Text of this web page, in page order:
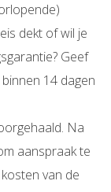
dekt of wil je
Geef
14 dagen
Na
aanspraak te
van de